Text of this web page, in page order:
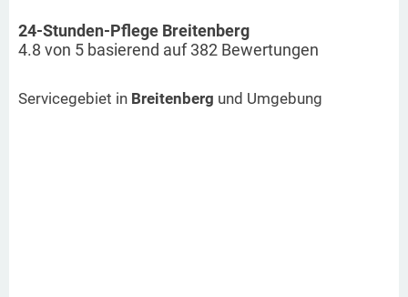
24-Stunden-Pflege Breitenberg
4.8 von 5 basierend auf382 Bewertungen
Servicegebiet in Breitenberg und Umgebung